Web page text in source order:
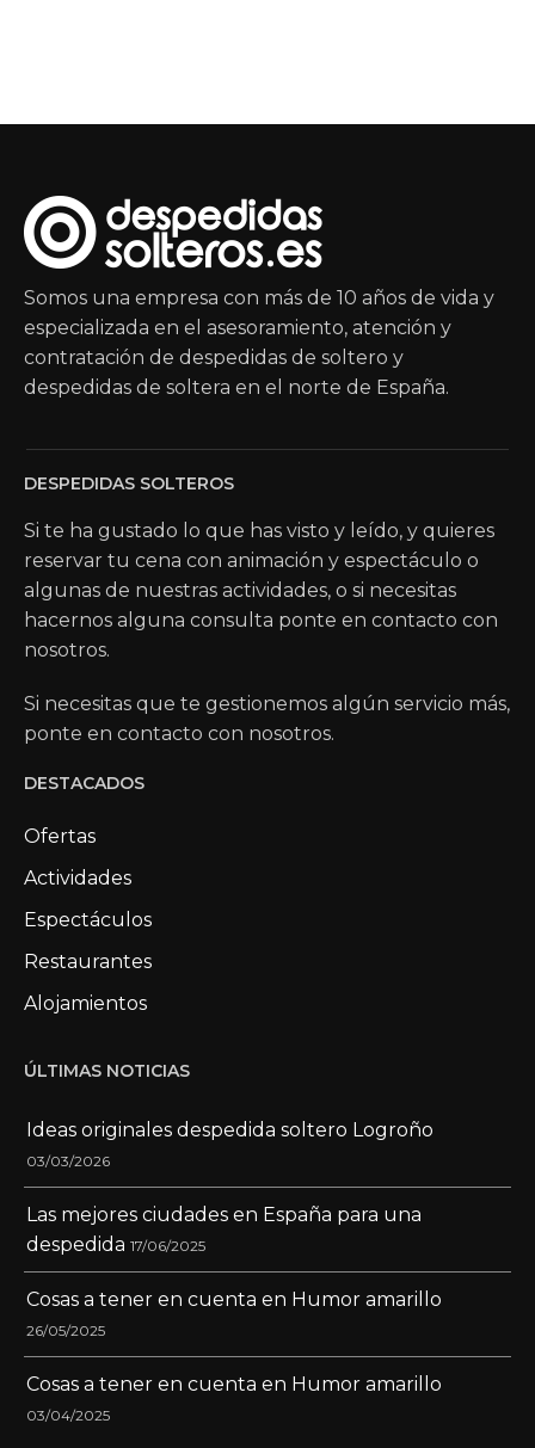
Somos una empresa con más de 10 años de vida y
especializada en el asesoramiento, atención y
contratación de despedidas de soltero y
despedidas de soltera en el norte de España.
DESPEDIDAS SOLTEROS
Si te ha gustado lo que has visto y leído, y quieres
reservar tu cena con animación y espectáculo o
algunas de nuestras actividades, o si necesitas
hacernos alguna consulta ponte en contacto con
nosotros.
Si necesitas que te gestionemos algún servicio más,
ponte en contacto con nosotros.
DESTACADOS
Ofertas
Actividades
Espectáculos
Restaurantes
Alojamientos
ÚLTIMAS NOTICIAS
Ideas originales despedida soltero Logroño
03/03/2026
Las mejores ciudades en España para una
despedida 17/06/2025
Cosas a tener en cuenta en Humor amarillo
26/05/2025
Cosas a tener en cuenta en Humor amarillo
03/04/2025